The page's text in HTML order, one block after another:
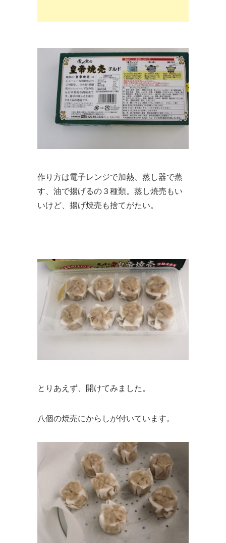
作り方は電子レンジで加熱、蒸し器で蒸
す、油で揚げるの３種類。蒸し焼売もい
いけど、揚げ焼売も捨てがたい。
とりあえず、開けてみました。
八個の焼売にからしが付いています。